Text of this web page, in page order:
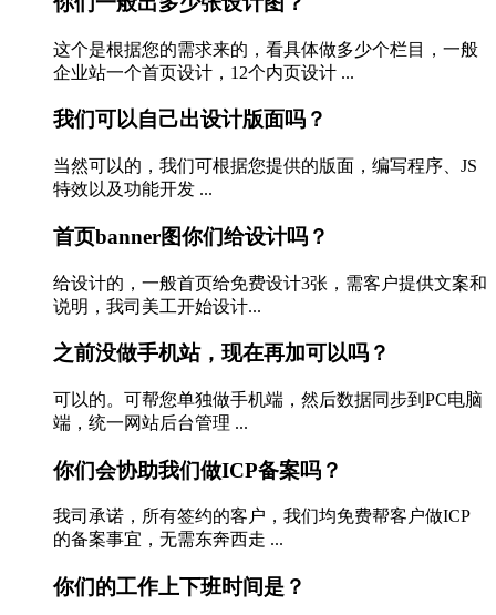
这个是根据您的需求来的，看具体做多少个栏目，一般
企业站一个首页设计，12个内页设计 ...
我们可以自己出设计版面吗？
当然可以的，我们可根据您提供的版面，编写程序、JS
特效以及功能开发 ...
首页banner图你们给设计吗？
给设计的，一般首页给免费设计3张，需客户提供文案和
说明，我司美工开始设计...
之前没做手机站，现在再加可以吗？
可以的。可帮您单独做手机端，然后数据同步到PC电脑
端，统一网站后台管理 ...
你们会协助我们做ICP备案吗？
我司承诺，所有签约的客户，我们均免费帮客户做ICP
的备案事宜，无需东奔西走 ...
你们的工作上下班时间是？